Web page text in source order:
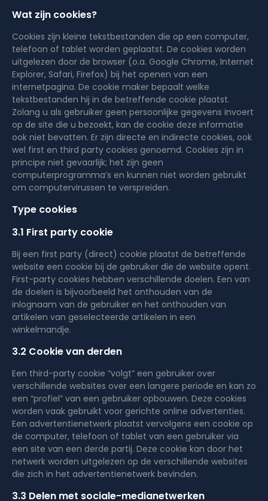
Wat zijn cookies?
Cookies zijn kleine tekstbestanden die op een computer,
telefoon of tablet worden geplaatst. De cookies worden
uitgelezen door de browser (o.a. Google Chrome, Internet
Explorer, Safari, Firefox) bij het openen van een
internetpagina. De cookie maker bepaalt welke
tekstbestanden hij in de betreffende cookie plaatst.
Zolang u als gebruiker geen persoonlijke gegevens invoert
op de site die u bezoekt, kan de cookie deze informatie
ook niet bevatten. Er zijn directe en indirecte cookies, ook
wel first en third party cookies genoemd. Cookies zijn in
principe niet gevaarlijk; het zijn geen
computerprogramma’s en kunnen niet worden gebruikt
om computervirussen te verspreiden.
Type cookies
3.1 First party cookie
Bij een first party (direct) cookie plaatst de betreffende
website een cookie bij de gebruiker die de website opent.
First-party cookies hebben verschillende doelen. Een van
de doelen is bijvoorbeeld het onthouden van de
inlognaam van de gebruiker en het onthouden van
artikelen van geselecteerde artikelen in een
winkelmandje.
3.2 Cookie van derden
Een third-party cookie “volgt” een gebruiker over
verschillende websites over een langere periode en kan zo
een “profiel” van een gebruiker opbouwen. Deze cookies
worden vaak gebruikt voor gerichte online advertenties.
Een advertentienetwerk plaatst vervolgens een cookie op
de computer, telefoon of tablet van een gebruiker via
een site van een derde partij. Deze cookie kan door het
netwerk worden uitgelezen op de verschillende websites
die zich in het advertentienetwerk bevinden.
3.3 Delen met sociale-medianetwerken